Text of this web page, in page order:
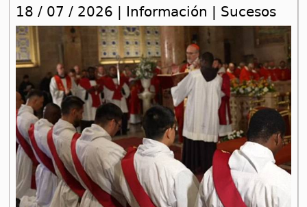
18 / 07 / 2026 | Información | Sucesos